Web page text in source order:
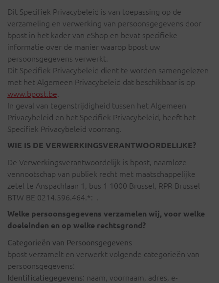
Dit Specifiek Privacybeleid is van toepassing op de
verzameling en verwerking van persoonsgegevens door
bpost in het kader van eShop en bevat specifieke
informatie over de manier waarop bpost uw
persoonsgegevens verwerkt.
Dit Specifiek Privacybeleid dient te worden samengelezen
met het Algemeen Privacybeleid dat beschikbaar is op
www.bpost.be.
In geval van tegenstrijdigheid tussen het Algemeen
Privacybeleid en het Specifiek Privacybeleid, heeft het
Specifiek Privacybeleid voorrang.
WIE IS DE VERWERKINGSVERANTWOORDELIJKE?
De Verwerkingsverantwoordelijk is bpost, naamloze
vennootschap van publiek recht met maatschappelijke
zetel te Anspachlaan 1, bus 1 1000 Brussel, RPR Brussel
BTW BE 0214.596.464.*: .
Welke persoonsgegevens verzamelen wij, voor welke
doeleinden en op welke rechtsgrond?
Categorieën van Persoonsgegevens
bpost verzamelt en verwerkt volgende categorieën van
persoonsgegevens:
Identificatiegegevens: naam, voornaam, adres, e-